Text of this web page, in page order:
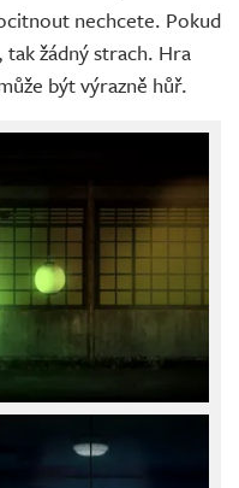
nechcete. Pokud
žádný strach. Hra
být výrazně hůř.